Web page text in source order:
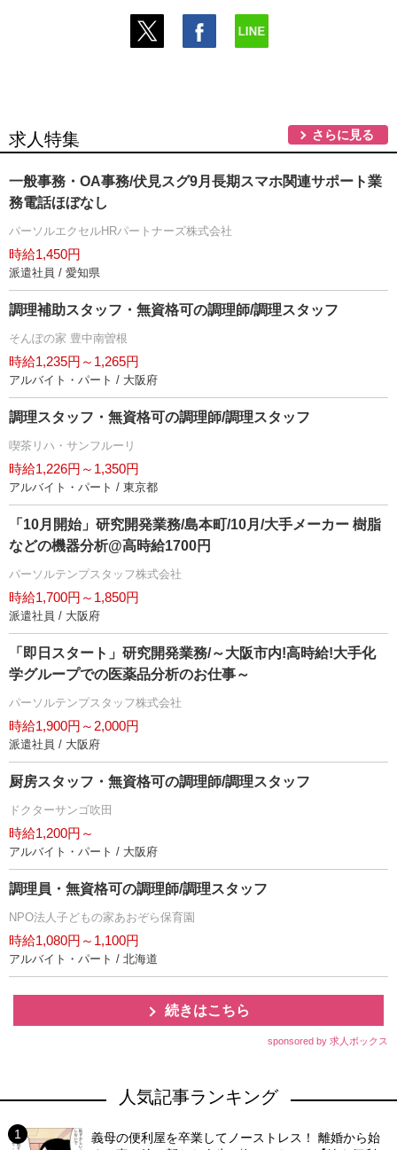
求人特集 さらに見る
一般事務・OA事務/伏見スグ9月長期スマホ関連サポート業
務電話ほぼなし
パーソルエクセルHRパートナーズ株式会社
時給1,450円
派遣社員 / 愛知県
調理補助スタッフ・無資格可の調理師/調理スタッフ
そんぽの家 豊中南曽根
時給1,235円～1,265円
アルバイト・パート / 大阪府
調理スタッフ・無資格可の調理師/調理スタッフ
喫茶リハ・サンフルーリ
時給1,226円～1,350円
アルバイト・パート / 東京都
「10月開始」研究開発業務/島本町/10月/大手メーカー 樹脂
などの機器分析@高時給1700円
パーソルテンプスタッフ株式会社
時給1,700円～1,850円
派遣社員 / 大阪府
「即日スタート」研究開発業務/～大阪市内!高時給!大手化
学グループでの医薬品分析のお仕事～
パーソルテンプスタッフ株式会社
時給1,900円～2,000円
派遣社員 / 大阪府
厨房スタッフ・無資格可の調理師/調理スタッフ
ドクターサンゴ吹田
時給1,200円～
アルバイト・パート / 大阪府
調理員・無資格可の調理師/調理スタッフ
NPO法人子どもの家あおぞら保育園
時給1,080円～1,100円
アルバイト・パート / 北海道
続きはこちら
sponsored by 求人ボックス
人気記事ランキング
義母の便利屋を卒業してノーストレス！ 離婚から始